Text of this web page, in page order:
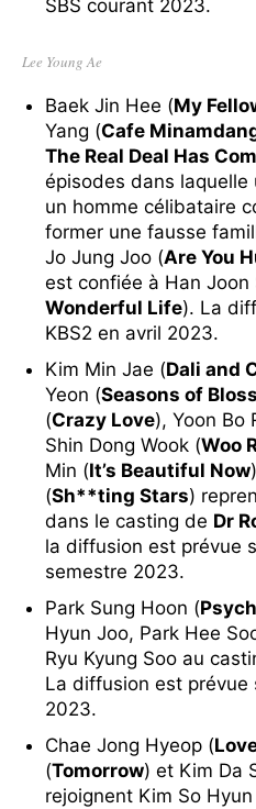
SBS courant 2023.
Lee Young Ae
Baek Jin Hee (My
Yang (Cafe
The Real Deal Has
épisodes dans
un homme célibataire
former une fausse
Jo Jung Joo (Are You
est confiée à Han Joon
Wonderful Life). La
KBS2 en avril 2023.
Kim Min Jae (Dali and
Yeon (Seasons of
(Crazy Love), Yoon Bo
Shin Dong Wook (Woo
Min (It’s Beautiful Now
(Sh**ting Stars)
dans le casting de Dr
la diffusion est prévue
semestre 2023.
Park Sung Hoon (
Hyun Joo, Park Hee
Ryu Kyung Soo au
La diffusion est
2023.
Chae Jong Hyeop (
(Tomorrow) et Kim Da
rejoignent Kim So